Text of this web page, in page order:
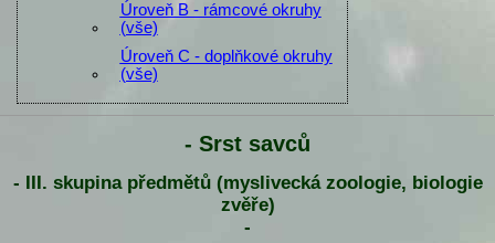
Úroveň B - rámcové okruhy
(vše)
Úroveň C - doplňkové okruhy
(vše)
- Srst savců
- III. skupina předmětů (myslivecká zoologie, biologie
zvěře)
-